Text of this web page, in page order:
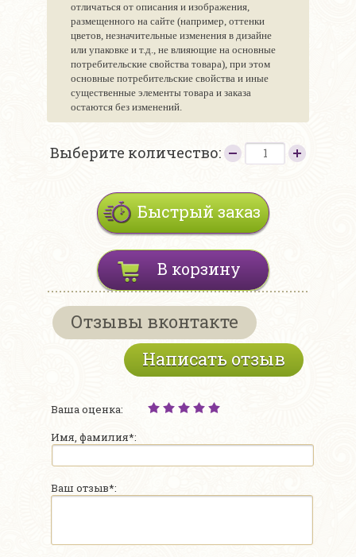
отличаться от описания и изображения,
размещенного на сайте (например, оттенки
цветов, незначительные изменения в дизайне
или упаковке и т.д., не влияющие на основные
потребительские свойства товара), при этом
основные потребительские свойства и иные
существенные элементы товара и заказа
остаются без изменений.
Выберите количество:
Быстрый заказ
В корзину
Отзывы вконтакте
Написать отзыв
Ваша оценка:
Имя, фамилия*:
Ваш отзыв*: